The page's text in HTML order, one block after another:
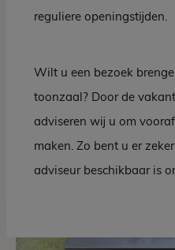
Grafsteen
reguliere openingstijden.
Wilt u een bezoek
toonzaal? Door de
adviseren wij u om
maken. Zo bent u er
adviseur beschikbaar is